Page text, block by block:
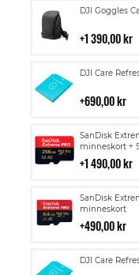
DJI Goggles
1 390,00 kr
Lägg
i
DJI Care
690,00 kr
Lägg
i
SanDisk
minneskort +
1 490,00 kr
Lägg
till
i
SanDisk
minneskort
490,00 kr
Lägg
till
i
DJI Care
Lägg